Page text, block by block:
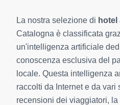
La nostra selezione di hotel
Catalogna è classificata
un'intelligenza artificiale
conoscenza esclusiva del
locale. Questa intelligenza
raccolti da Internet e da vari
recensioni dei viaggiatori,